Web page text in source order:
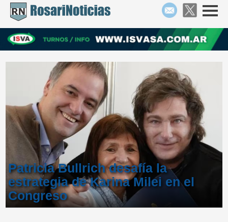
Patricia Bullrich desafía la
estrategia de Karina Milei en el
Congreso